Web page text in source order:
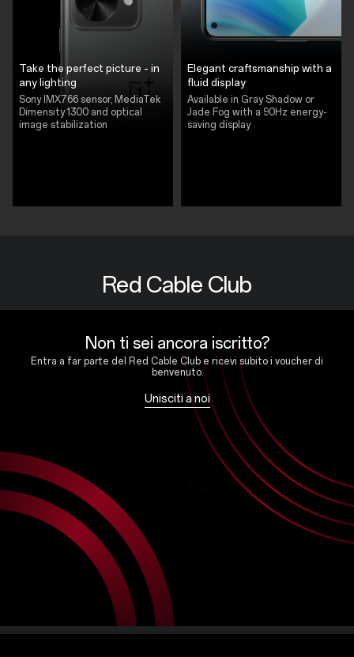
Take the perfect picture - in
any lighting
Sony IMX766 sensor, MediaTek
Dimensity 1300 and optical
image stabilization
Elegant craftsmanship with a
fluid display
Available in Gray Shadow or
Jade Fog with a 90Hz energy-
saving display
Red Cable Club
Non ti sei ancora iscritto?
Entra a far parte del Red Cable Club e ricevi subito i voucher di
benvenuto.
Unisciti a noi